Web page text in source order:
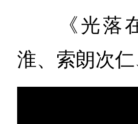
《光落在
淮、索朗次